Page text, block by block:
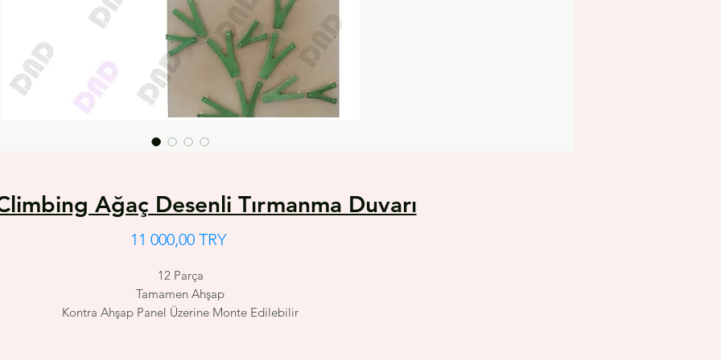
Ağaç Desenli Tırmanma Duvarı
11 000,00 TRYЦена
12 Parça
Tamamen Ahşap
Kontra Ahşap Panel Üzerine Monte Edilebilir